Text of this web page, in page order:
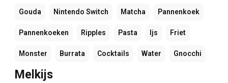
Gouda Nintendo Switch Matcha Pannenkoek
Pannenkoeken Ripples Pasta Ijs Friet
Monster Burrata Cocktails Water Gnocchi
Melkijs